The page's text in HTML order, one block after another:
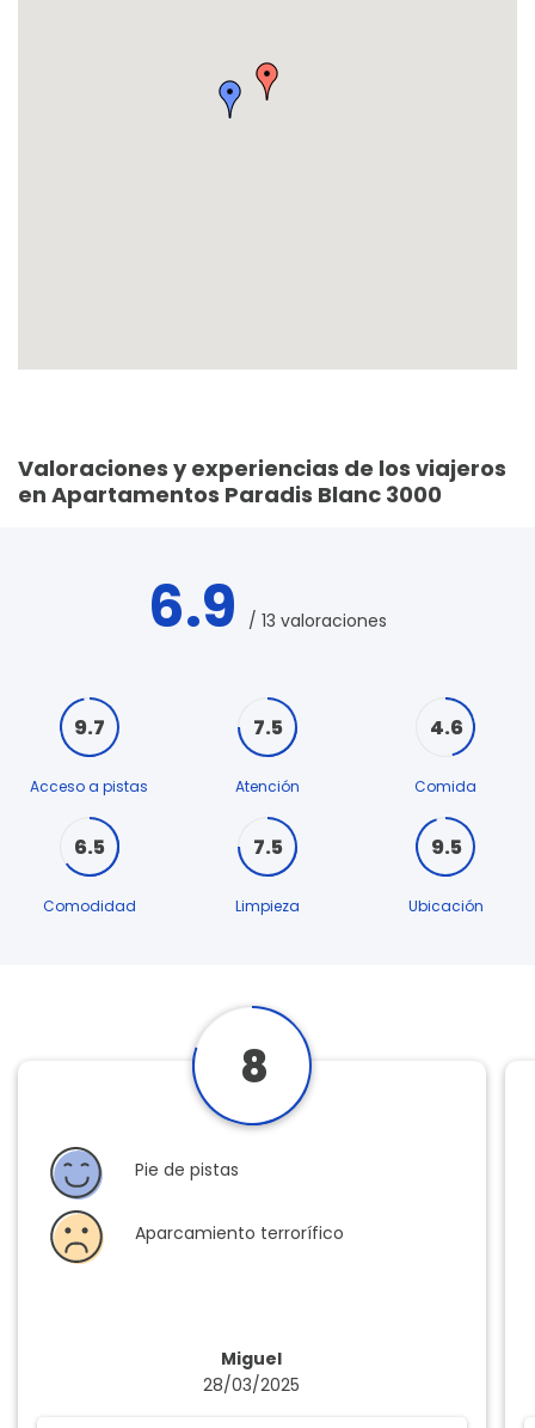
Valoraciones y experiencias de los viajeros
en Apartamentos Paradis Blanc 3000
6.9 / 13 valoraciones
9.7
Acceso a pistas
7.5
Atención
4.6
Comida
6.5
Comodidad
7.5
Limpieza
9.5
Ubicación
8
Miguel
28/03/2025
Pie de pistas
Aparcamiento terrorífico